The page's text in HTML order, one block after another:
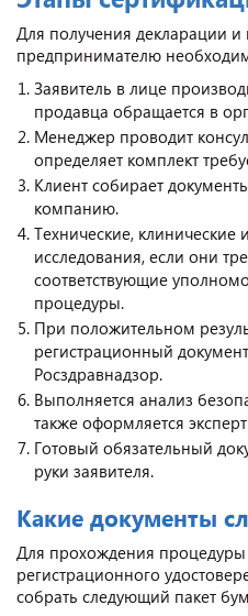
Для получения декларации
предпринимателю
Заявитель в лице
продавца обращается в
Менеджер проводит
определяет комплект
Клиент собирает
компанию.
Технические, клинические
исследования, если они
соответствующие
процедуры.
При положительном
регистрационный
Росздравнадзор.
Выполняется анализ
также оформляется
Готовый обязательный
руки заявителя.
Какие документы
Для прохождения
регистрационного
собрать следующий пакет